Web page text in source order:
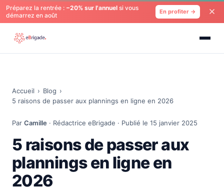
Préparez la rentrée : −20% sur l'annuel si vous
démarrez en août
En profiter →
Accueil › Blog ›
5 raisons de passer aux plannings en ligne en 2026
Par Camille · Rédactrice eBrigade · Publié le 15 janvier 2025
5 raisons de passer aux
plannings en ligne en
2026